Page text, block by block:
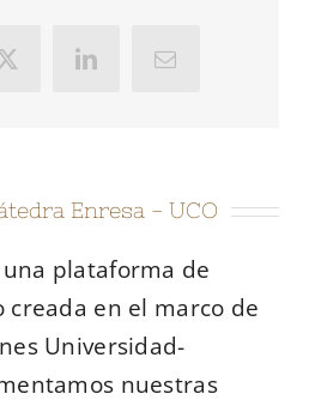
X LinkedInCorreo
Enresa - UCO
una plataforma de
creada en el marco de
Universidad-
nuestras